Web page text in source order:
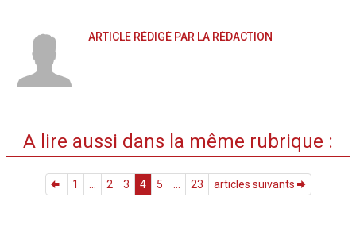
ARTICLE RÉDIGÉ PAR LA RÉDACTION
A lire aussi dans la même rubrique :
1 2 3 4 5 23 articles suivants